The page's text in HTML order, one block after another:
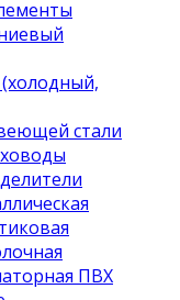
стали
ПВХ